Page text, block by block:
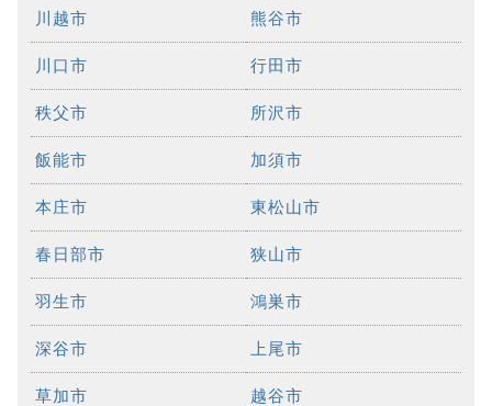
川越市 熊谷市
川口市 行田市
秩父市 所沢市
飯能市 加須市
本庄市 東松山市
春日部市 狭山市
羽生市 鴻巣市
深谷市 上尾市
草加市 越谷市